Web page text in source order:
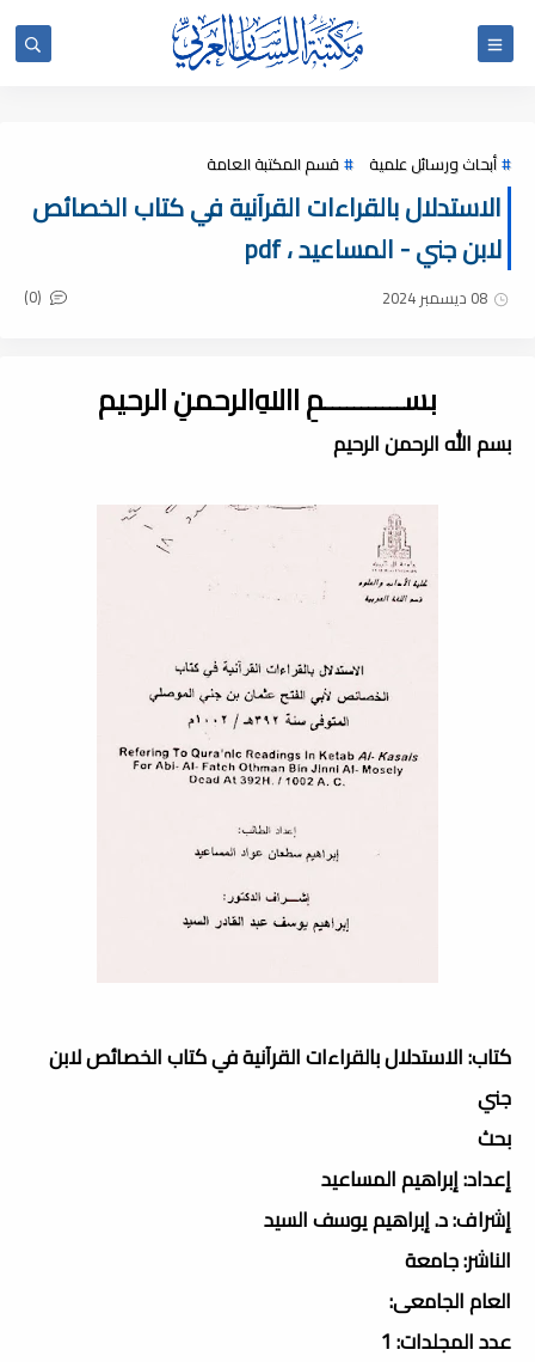
أبحاث ورسائل علمية قسم المكتبة العامة
الاستدلال بالقراءات القرآنية في كتاب الخصائص
لابن جني - المساعيد ، pdf
08 ديسمبر 2024 (0)
بســـــــــــمِ اﷲِالرحمنِ الرحيم
بسم الله الرحمن الرحيم
كتاب: الاستدلال بالقراءات القرآنية في كتاب الخصائص لابن
جني
بحث
إعداد: إبراهيم المساعيد
إشراف: د. إبراهيم يوسف السيد
الناشر: جامعة
العام الجامعى:
عدد المجلدات: 1